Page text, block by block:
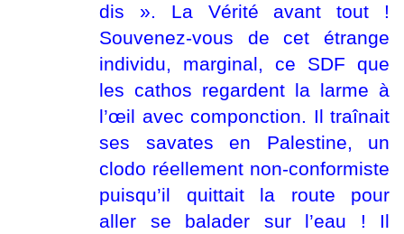
dis ». La Vérité avant tout !
Souvenez-vous de cet étrange
individu, marginal, ce SDF que
les cathos regardent la larme à
l’œil avec componction. Il traînait
ses savates en Palestine, un
clodo réellement non-conformiste
puisqu’il quittait la route pour
aller se balader sur l’eau ! Il